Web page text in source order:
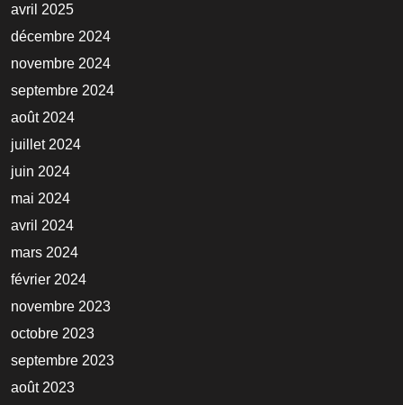
avril 2025
décembre 2024
novembre 2024
septembre 2024
août 2024
juillet 2024
juin 2024
mai 2024
avril 2024
mars 2024
février 2024
novembre 2023
octobre 2023
septembre 2023
août 2023